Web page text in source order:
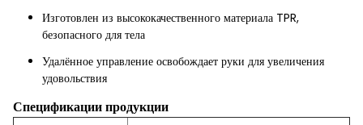
Изготовлен из высококачественного материала TPR,
безопасного для тела
Удалённое управление освобождает руки для увеличения
удовольствия
Спецификации продукции